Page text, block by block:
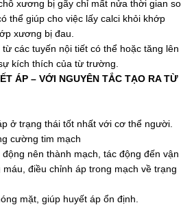
xương bị gãy chỉ mất nửa thời gian so
thể giúp cho việc lấy calci khỏi khớp
xương bị đau.
các tuyến nội tiết có thể hoặc tăng lên
kích thích của từ trường.
ÁP – VỚI NGUYÊN TẮC TẠO RA TỪ
ở trạng thái tốt nhất với cơ thể người.
cường tim mạch
nên thành mạch, tác động đến vận
điều chỉnh áp trong mạch về trạng
mặt, giúp huyết áp ổn định.